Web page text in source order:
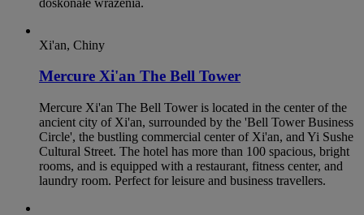
Xi'an, Chiny
Mercure Xi'an The Bell Tower
Mercure Xi'an The Bell Tower is located in the center of the
ancient city of Xi'an, surrounded by the 'Bell Tower Business
Circle', the bustling commercial center of Xi'an, and Yi Sushe
Cultural Street. The hotel has more than 100 spacious, bright
rooms, and is equipped with a restaurant, fitness center, and
laundry room. Perfect for leisure and business travellers.